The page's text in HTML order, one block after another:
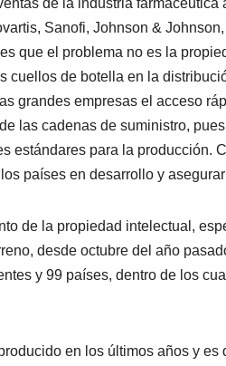
de la industria farmacéutica
Sanofi, Johnson &
que el problema no es la
cuellos de botella en la
grandes empresas el acceso
las cadenas de suministro,
estándares para la producción.
países en desarrollo y
de la propiedad intelectual,
desde octubre del año
y 99 países, dentro de los
en los últimos años y es